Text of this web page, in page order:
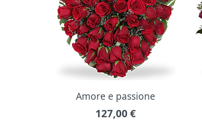
Amore e passione
127,00 €